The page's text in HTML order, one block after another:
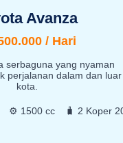
Avanza
/ Hari
serbaguna yang nyaman
perjalanan dalam dan luar
kota.
⚙️ 1500 cc
🧳 2 Koper